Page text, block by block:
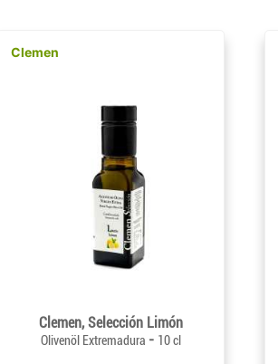
Clemen
Clemen, Selección Limón
Olivenöl Extremadura - 10 cl